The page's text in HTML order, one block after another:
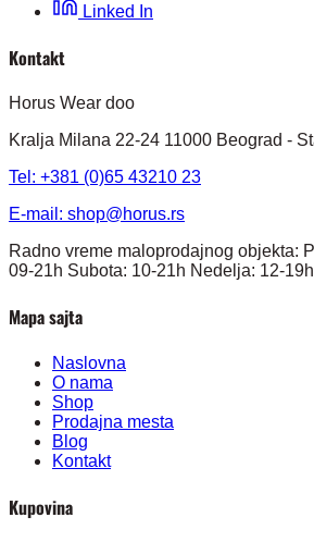
Linked In
Kontakt
Horus Wear doo
Kralja Milana 22-24 11000 Beograd -
Tel: +381 (0)65 43210 23
E-mail: shop@horus.rs
Radno vreme maloprodajnog objekta:
09-21h Subota: 10-21h Nedelja: 12-19h
Mapa sajta
Naslovna
O nama
Shop
Prodajna mesta
Blog
Kontakt
Kupovina